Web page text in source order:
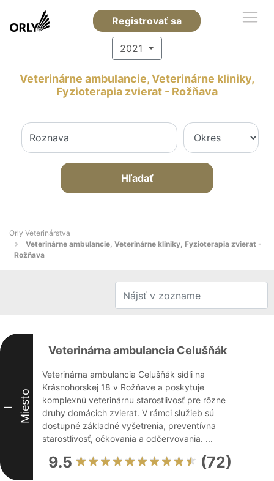
Registrovať sa
2021
Veterinárne ambulancie, Veterinárne kliniky,
Fyzioterapia zvierat - Rožňava
Hľadať
Orly Veterinárstva
Veterinárne ambulancie, Veterinárne kliniky, Fyzioterapia zvierat -
Rožňava
I Miesto
Veterinárna ambulancia Celušňák
Veterinárna ambulancia Celušňák sídli na
Krásnohorskej 18 v Rožňave a poskytuje
komplexnú veterinárnu starostlivosť pre rôzne
druhy domácich zvierat. V rámci služieb sú
dostupné základné vyšetrenia, preventívna
starostlivosť, očkovania a odčervovania. ...
9.5 (72)